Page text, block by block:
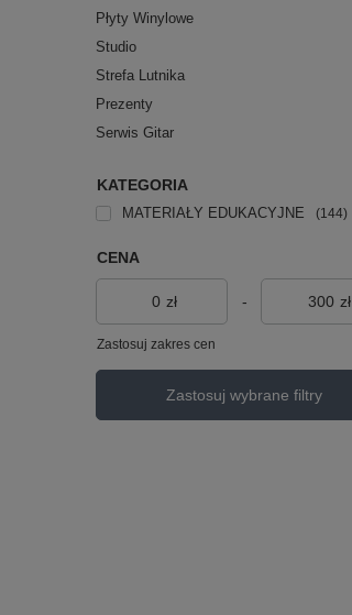
Płyty Winylowe
Studio
Strefa Lutnika
Prezenty
Serwis Gitar
KATEGORIA
MATERIAŁY EDUKACYJNE 144
CENA
zł - zł
Zastosuj zakres cen
Zastosuj wybrane filtry